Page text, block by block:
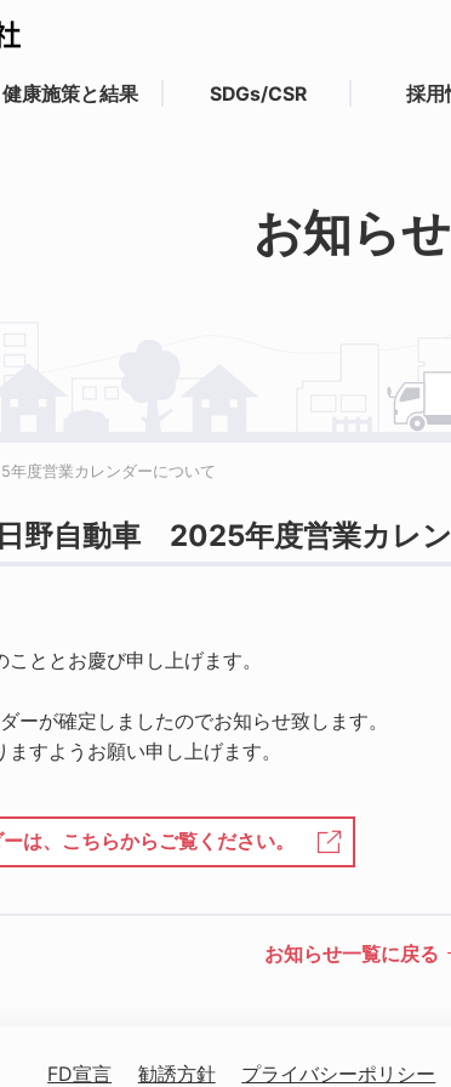
健康施策と結果 SDGs/CSR 採用
お知らせ
度営業カレンダーについて
日野自動車 2025年度営業カレ
ととお慶び申し上げます。
ーが確定しましたのでお知らせ致します。
すようお願い申し上げます。
は、こちらからご覧ください。
お知らせ一覧に戻る
FD宣言 勧誘方針 プライバシーポリシー